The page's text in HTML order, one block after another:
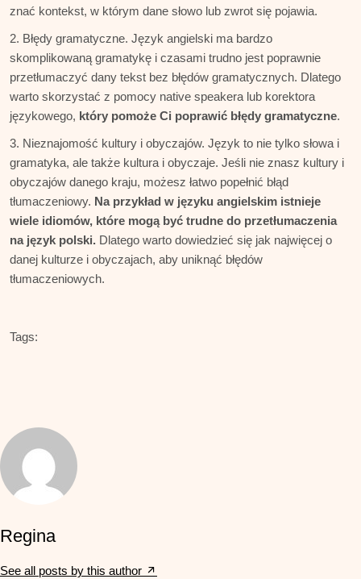
znać kontekst, w którym dane słowo lub zwrot się pojawia.
Błędy gramatyczne. Język angielski ma bardzo
skomplikowaną gramatykę i czasami trudno jest poprawnie
przetłumaczyć dany tekst bez błędów gramatycznych. Dlatego
warto skorzystać z pomocy native speakera lub korektora
językowego, który pomoże Ci poprawić błędy gramatyczne.
Nieznajomość kultury i obyczajów. Język to nie tylko słowa i
gramatyka, ale także kultura i obyczaje. Jeśli nie znasz kultury i
obyczajów danego kraju, możesz łatwo popełnić błąd
tłumaczeniowy. Na przykład w języku angielskim istnieje
wiele idiomów, które mogą być trudne do przetłumaczenia
na język polski. Dlatego warto dowiedzieć się jak najwięcej o
danej kulturze i obyczajach, aby uniknąć błędów
tłumaczeniowych.
Tags:
Regina
See all posts by this author